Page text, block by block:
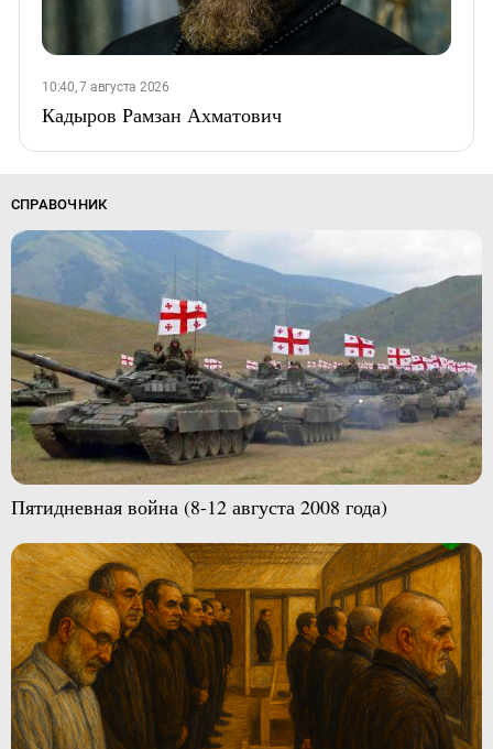
10:40, 7 августа 2026
Кадыров Рамзан Ахматович
СПРАВОЧНИК
Пятидневная война (8-12 августа 2008 года)